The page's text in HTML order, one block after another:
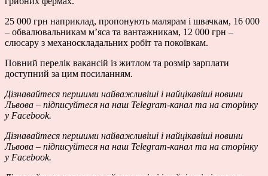
25 000 грн наприклад, пропонують малярам і швачкам, 16 000
– обвалювальникам м’яса та вантажникам, 12 000 грн –
слюсару з механоскладальних робіт та покоївкам.
Повний перелік вакансій із житлом та розмір зарплати
доступний за цим посиланням.
Дізнавайтеся першими найважливіші і найцікавіші новини
Львова – підписуйтеся на наш Telegram-канал та на сторінку
у Facebook.
Дізнавайтеся першими найважливіші і найцікавіші новини
Львова – підписуйтеся на наш Telegram-канал та на сторінку
у Facebook.